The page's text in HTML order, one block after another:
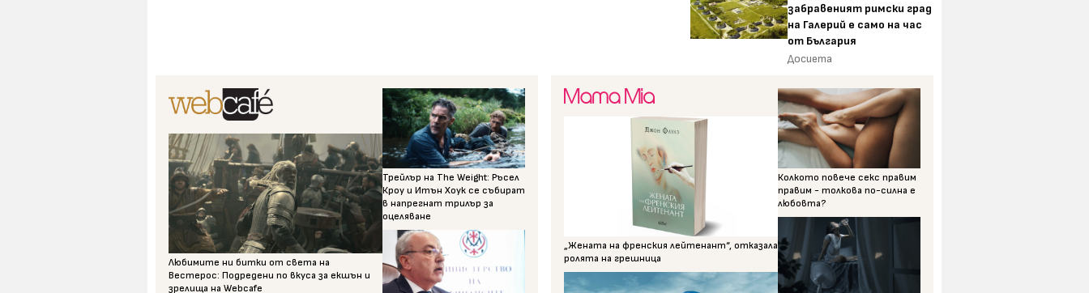
забравеният римски град
на Галерий е само на час
от България
Досиета
Любимите ни битки от света на
Вестерос: Подредени по вкуса за екшън и
зрелища на Webcafe
Трейлър на The Weight: Ръсел
Кроу и Итън Хоук се събират
в напрегнат трилър за
оцеляване
„Жената на френския лейтенант“, отказала
ролята на грешница
Колкото повече секс правим
правим - толкова по-силна е
любовта?